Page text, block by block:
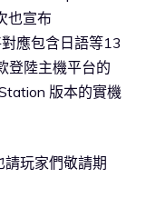
也宣布
應包含日語等13
登陸主機平台的
版本的實機
玩家們敬請期